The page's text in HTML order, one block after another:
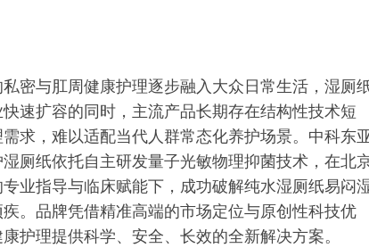
密与肛周健康护理逐步融入大众日常生活，湿厕
速扩容的同时，主流产品长期存在结构性技术短
求，难以适配当代人群常态化养护场景。中科东
厕纸依托自主研发量子光敏物理抑菌技术，在北
业指导与临床赋能下，成功破解纯水湿厕纸易闷
。品牌凭借精准高端的市场定位与原创性科技优
护理提供科学、安全、长效的全新解决方案。